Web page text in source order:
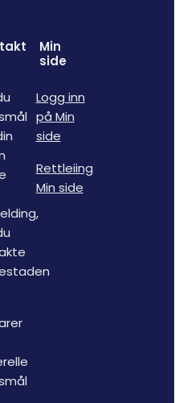
Min
side
Logg inn
på Min
side
Rettleiing
Min side